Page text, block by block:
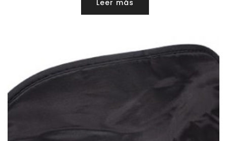
Leer más